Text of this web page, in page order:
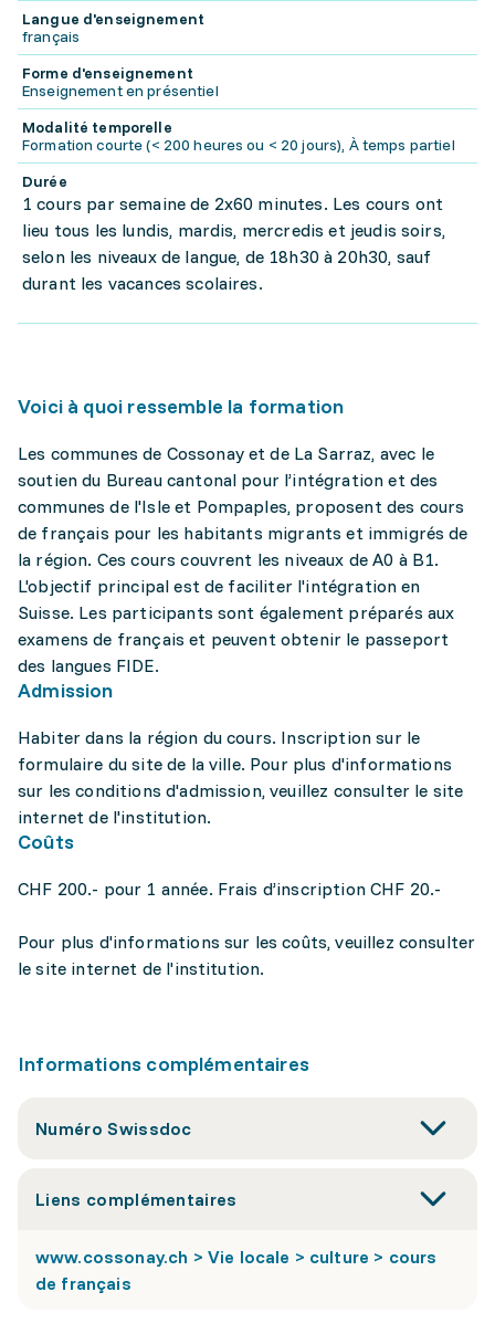
Langue d'enseignement
français
Forme d'enseignement
Enseignement en présentiel
Modalité temporelle
Formation courte (< 200 heures ou < 20 jours), À temps partiel
Durée
1 cours par semaine de 2x60 minutes. Les cours ont
lieu tous les lundis, mardis, mercredis et jeudis soirs,
selon les niveaux de langue, de 18h30 à 20h30, sauf
durant les vacances scolaires.
Voici à quoi ressemble la formation
Les communes de Cossonay et de La Sarraz, avec le
soutien du Bureau cantonal pour l’intégration et des
communes de l'Isle et Pompaples, proposent des cours
de français pour les habitants migrants et immigrés de
la région. Ces cours couvrent les niveaux de A0 à B1.
L'objectif principal est de faciliter l'intégration en
Suisse. Les participants sont également préparés aux
examens de français et peuvent obtenir le passeport
des langues FIDE.
Admission
Habiter dans la région du cours. Inscription sur le
formulaire du site de la ville. Pour plus d'informations
sur les conditions d'admission, veuillez consulter le site
internet de l'institution.
Coûts
CHF 200.- pour 1 année. Frais d’inscription CHF 20.-
Pour plus d'informations sur les coûts, veuillez consulter
le site internet de l'institution.
Informations complémentaires
Numéro Swissdoc
Liens complémentaires
www.cossonay.ch > Vie locale > culture > cours
de français